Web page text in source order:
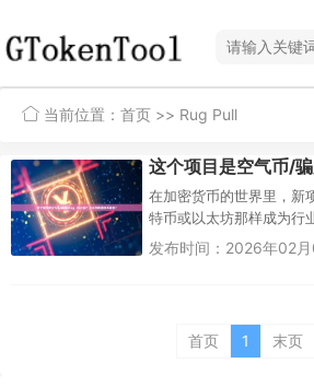
当前位置： 首页 >> Rug Pull
在加密货币的世界里，新
特币或以太坊那样成为行
一现的骗局。作为一个新
发布时间：2026年02
首页 1 末页